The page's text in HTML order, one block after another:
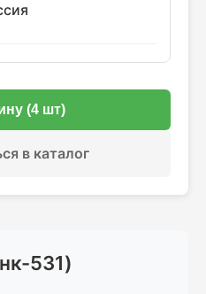
(4 шт)
в каталог
531)